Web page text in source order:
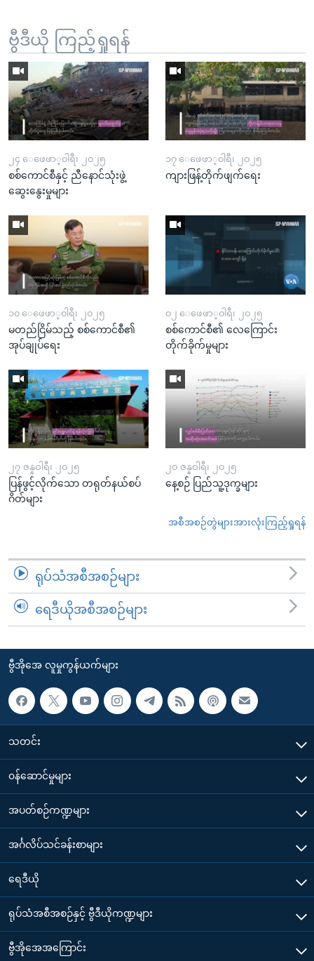
ဗွီဒီယို ကြည့်ရှုရန်
၂၄ ေဖေဖာ္၀ါရီ၊ ၂၀၂၅
စစ်ကောင်စီနှင့် ညီနောင်သုံးဖွဲ့
ဆွေးနွေးမှုများ
၁၇ ေဖေဖာ္၀ါရီ၊ ၂၀၂၅
ကျားဖြန့်တိုက်ဖျက်ရေး
၁၀ ေဖေဖာ္၀ါရီ၊ ၂၀၂၅
မတည်ငြိမ်သည့် စစ်ကောင်စီ၏
အုပ်ချုပ်ရေး
၀၂ ေဖေဖာ္၀ါရီ၊ ၂၀၂၅
စစ်ကောင်စီ၏ လေကြောင်း
တိုက်ခိုက်မှုများ
၂၇ ဇန္နဝါရီ၊ ၂၀၂၅
ပြန်ဖွင့်လိုက်သော တရုတ်နယ်စပ်
ဂိတ်များ
၂၀ ဇန္နဝါရီ၊ ၂၀၂၅
နေ့စဉ် ပြည်သူ့ဒုက္ခများ
အစီအစဉ်တွဲများအားလုံးကြည့်ရှုရန်
ရုပ်သံအစီအစဉ်များ
ရေဒီယိုအစီအစဉ်များ
ဗွီအိုအေ လူမှုကွန်ယက်များ
သတင်း
၀န်ဆောင်မှုများ
အပတ်စဉ်ကဏ္ဍများ
အင်္ဂလိပ်သင်ခန်းစာများ
ရေဒီယို
ရုပ်သံအစီအစဉ်နှင့် ဗွီဒီယိုကဏ္ဍများ
ဗွီအိုအေအကြောင်း